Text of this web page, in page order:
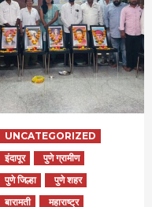
UNCATEGORIZED
इंदापूर
पुणे ग्रामीण
पुणे जिल्हा
पुणे शहर
बारामती
महाराष्ट्र